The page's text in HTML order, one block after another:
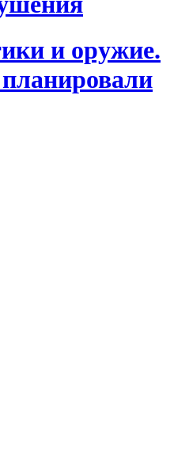
и оружие.